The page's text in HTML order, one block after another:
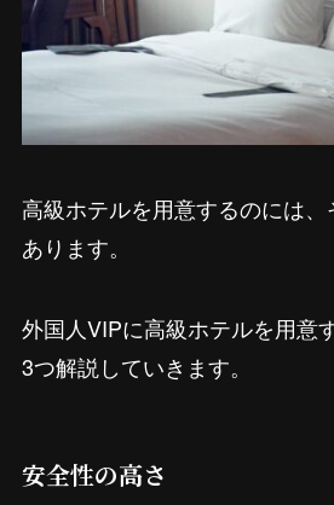
高級ホテルを用意するのには
あります。
外国人VIPに高級ホテルを用意
3つ解説していきます。
安全性の高さ